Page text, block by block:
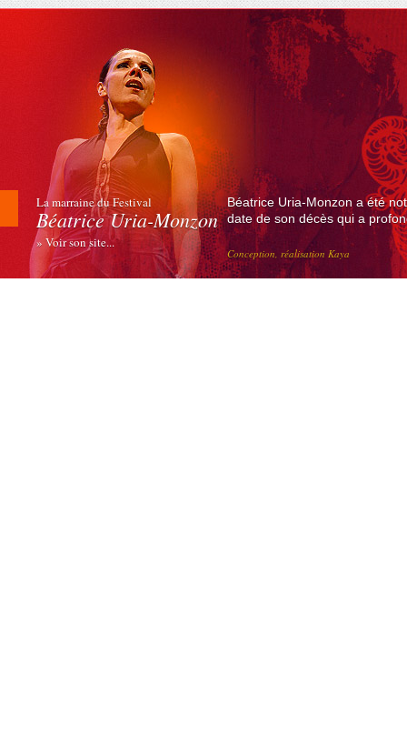
La marraine du Festival
Béatrice Uria-Monzon
» Voir son site...
Béatrice Uria-Monzon a été
date de son décès qui a
Conception, réalisation Kaya